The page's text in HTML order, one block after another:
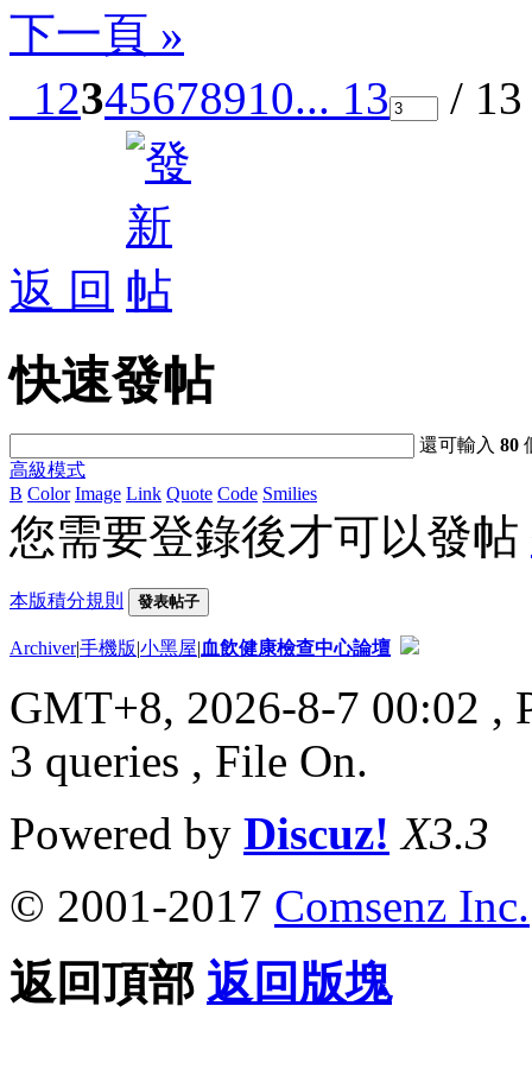
下一頁 »
12345678910... 13 /
返 回
快速發帖
還可輸入80
高級模式
B Color Image Link Quote Code Smilies
您需要登錄後才可以發帖
本版積分規則 發表帖子
Archiver|手機版|小黑屋|血飲健康檢查中心論壇
GMT+8, 2026-8-7 00:02 ,
3 queries , File On.
Powered by Discuz! X3.3
© 2001-2017 Comsenz Inc.
返回頂部 返回版塊